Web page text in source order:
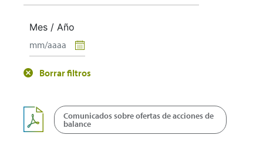
Mes / Año
Borrar filtros
Comunicados sobre ofertas de acciones de
balance